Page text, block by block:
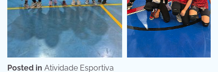
Posted in Atividade Esportiva